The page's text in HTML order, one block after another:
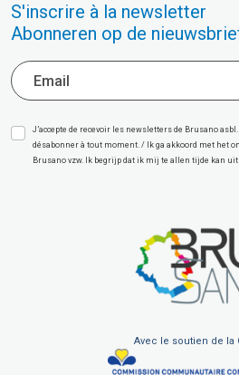
S'inscrire à la newsletter
Abonneren op de
J’accepte de recevoir les newsletters de Brusano
désabonner à tout moment. / Ik ga akkoord met het
Brusano vzw. Ik begrijp dat ik mij te allen tijde kan
Avec le soutien de la